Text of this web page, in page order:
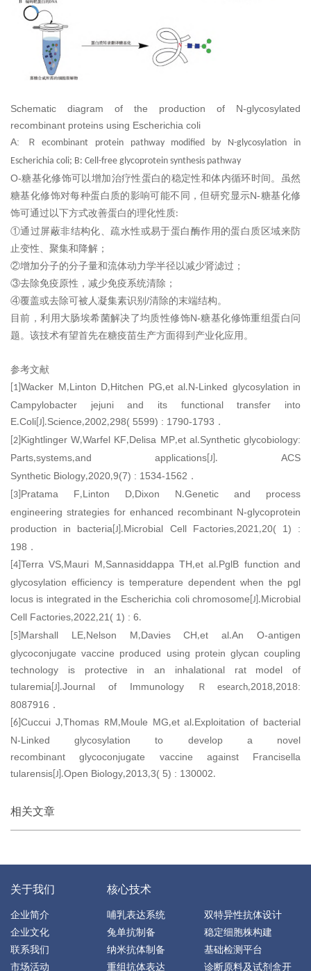
Schematic diagram of the production of N-glycosylated
recombinant proteins using Escherichia coli
A:
Ｒ ecombinant protein pathway modified by N-glycosylation in
Escherichia coli; B: Cell-free glycoprotein synthesis pathway
O-糖基化修饰可以增加治疗性蛋白的稳定性和体内循环时间。虽然
糖基化修饰对每种蛋白质的影响可能不同，但研究显示N-糖基化修
饰可通过以下方式改善蛋白的理化性质:
①通过屏蔽非结构化、疏水性或易于蛋白酶作用的蛋白质区域来防
止变性、聚集和降解 ；
②增加分子的分子量和流体动力学半径以减少肾滤过 ；
③去除免疫原性，减少免疫系统清除 ；
④覆盖或去除可被人凝集素识别 /清除的末端结构。
目前，利用大肠埃希菌解决了均质性修饰N-糖基化修饰重组蛋白问
题。该技术有望首先在糖疫苗生产方面得到产业化应用。
参考文献
[1] Wacker M,Linton D,Hitchen PG,et al.N-Linked glycosylation in
Campylobacter jejuni and its functional transfer into
E.Coli [J].Science,2002,298( 5599) : 1790-1793 ．
[2] Kightlinger W,Warfel KF,Delisa MP,et al.Synthetic glycobiology:
Parts,systems,and applications [J]. ACS
Synthetic Biology,2020,9(7) : 1534-1562 ．
[3] Pratama F,Linton D,Dixon N.Genetic and process
engineering strategies for enhanced recombinant N-glycoprotein
production in bacteria [J].Microbial Cell Factories,2021 ,20( 1) :
198 ．
[4] Terra VS,Mauri M,Sannasiddappa TH,et al.PglB function and
glycosylation efficiency is temperature dependent when the pgl
locus is integrated in the Escherichia coli chromosome [J].Microbial
Cell Factories,2022,21( 1) : 6.
[5] Marshall LE,Nelson M,Davies CH,et al.An O-antigen
glycoconjugate vaccine produced using protein glycan coupling
technology is protective in an inhalational rat model of
tularemia [J].Journal of Immunology Ｒ esearch,2018,2018:
8087916 ．
[6] Cuccui J,Thomas RM,Moule MG,et al.Exploitation of bacterial
N-Linked glycosylation to develop a novel
recombinant glycoconjugate vaccine against Francisella
tularensis [J].Open Biology,2013,3( 5) : 130002.
相关文章
关于我们
企业简介
企业文化
联系我们
市场活动
核心技术
哺乳表达系统
兔单抗制备
纳米抗体制备
重组抗体表达
双特异性抗体设计
稳定细胞株构建
基础检测平台
诊断原料及试剂盒开